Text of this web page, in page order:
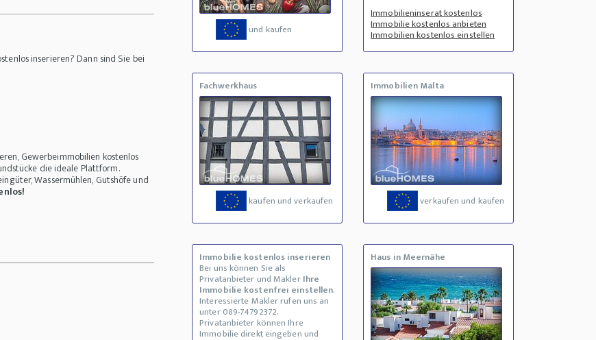
inserieren? Dann sind Sie bei
Gewerbeimmobilien kostenlos
die ideale Plattform.
Wassermühlen, Gutshöfe und
und kaufen
Immobilieninserat kostenlos
Immobilie kostenlos anbieten
Immobilien kostenlos einstellen
Fachwerkhaus
kaufen und verkaufen
Immobilien Malta
verkaufen und kaufen
Immobilie kostenlos inserieren
Bei uns können Sie als
Privatanbieter und MaklerIhre
Immobilie kostenfrei einstellen.
Interessierte Makler rufen uns an
unter 089-74792372.
Privatanbieter können Ihre
Immobilie direkt eingeben und
Haus in Meernähe